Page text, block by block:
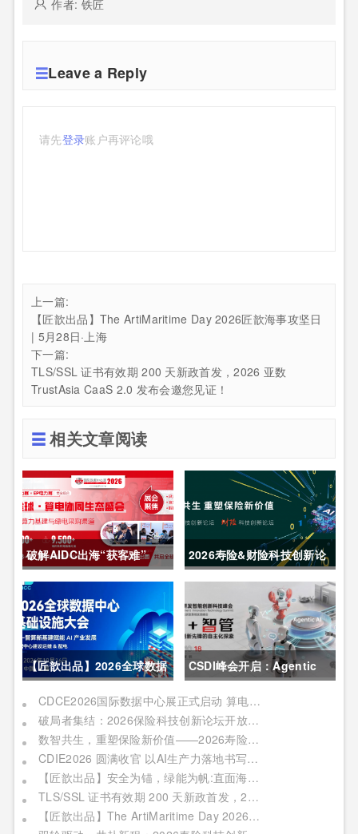
作者: 铁匠
Leave a Reply
请先登录账户再评论哦
上一篇:
【匠歆出品】The ArtiMaritime Day 2026匠歆海事攻坚日
| 5月28日·上海
下一篇:
TLS/SSL 证书有效期 200 天新政首发，2026 亚数
TrustAsia CaaS 2.0 发布会邀您见证！
相关文章阅读
破解AIDC出海“获客难”
CDCE2026数据中心展
以“算电协同”重构全球算力
供应链
2026寿险&财险科技创新论
坛圆满举办
【匠歆出品】2026全球数据
中心基础设施大会首发｜院
士领衔，100+头部企业已确
认，500人齐聚上海
CSDI峰会开启：Agentic
AI 落地应用的黄金期，智能
系统重塑生产力
CDCE2026国际数据中心展正式启动 算电协同驱动产业升级 搭建全球合作平台
破局者集结：2026保险科技创新论坛开放“数智共生”最佳实践案例征集
数智共生，重塑保险新价值——2026寿险&财险科技创新论坛即将启幕
CDIE2026 圆满收官 以AI生产力落地书写数字化转型新答卷
【匠歆出品】安全为锚，绿能为帆:直面海事网络安全与绿色航运的双重挑战@The ArtiMaritime Day 2026匠歆海事攻坚日 | 5月29日·上海
TLS/SSL 证书有效期 200 天新政首发，2026 亚数TrustAsia CaaS 2.0 发布会邀您见证！
【匠歆出品】The ArtiMaritime Day 2026匠歆海事攻坚日 | 5月28日·上海